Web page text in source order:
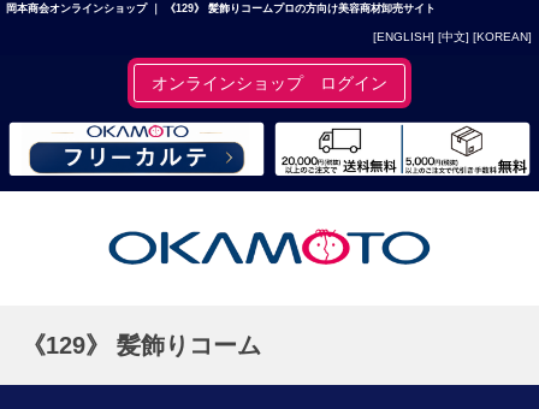
岡本商会オンラインショップ ｜ 《129》 髪飾りコームプロの方向け美容商材卸売サイト
[ENGLISH] [中文] [KOREAN]
オンラインショップ ログイン
《129》 髪飾りコーム